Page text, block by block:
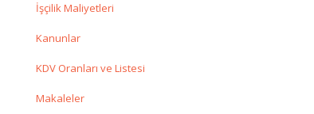
İşçilik Maliyetleri
Kanunlar
KDV Oranları ve Listesi
Makaleler